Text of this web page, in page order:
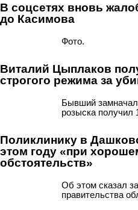
В соцсетях вновь
до Касимова
Фото.
Виталий Цыплаков
строгого режима за
Бывший
розыска получил
Поликлинику в
этом году «при
обстоятельств»
Об этом сказал
правительства